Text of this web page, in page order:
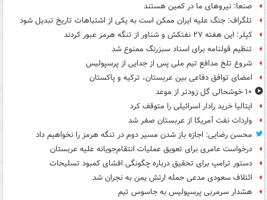
صنعا: نیروهای ما در کمین‌ هستند
تلگراف: جنگ علیه ایران ممکن است به یکی از اشتباهات تاریخ تبدیل شود
کپلر: این هفته ۲۷ نفتکش و شناور از تنگه هرمز عبور کردند
تنظیم قولنامه برای اسناد سبزرنگ ممنوع شد
شروع تلخ مدافع تیم ملی پس از جدایی از پرسپولیس
امضای توافق دفاعی بین عربستان، ترکیه و پاکستان
۱۰ خوشحالی گل زودتر از موعد
ایتالیا خرید رادار اسرائیلی را متوقف کرد
واردات نفت آمریکا از عربستان صفر شد
محسن رضایی: اجازه باز شدن مسیر دوم در تنگه هرمز را نخواهیم داد
درخواست عامری برای تعویق عملیات انتقام‌جویانه علیه عربستان
دستور ترامپ برای تحقیق درباره چگونگی افشای کمبود تسلیحات
ائتلاف سعودی مدعی حمله ارتش یمن به نجران شد
هشدار سرمربی پرسپولیس به جاسوس تیم